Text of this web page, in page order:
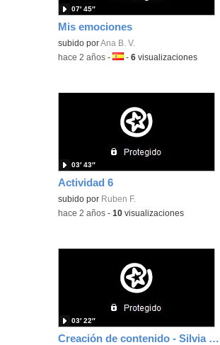
Mis emociones
Contenido educativo.
subido porAna B. V.
07′ 45″
-hace 2 años -Idioma:
-6 visualizaciones
Actividad 6
Contenido educativo.
subido por Ruben F.
03′ 43″
-hace 2 años -10 visualizaciones
Creación de contenido - Silvia Cañada
03′ 22″